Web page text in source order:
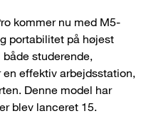
kommer nu med M5-
portabilitet på højest
studerende,
effektiv arbejdsstation,
Denne model har
blev lanceret 15.